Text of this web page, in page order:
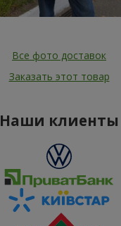
Все фото доставок
Заказать этот товар
Наши клиенты